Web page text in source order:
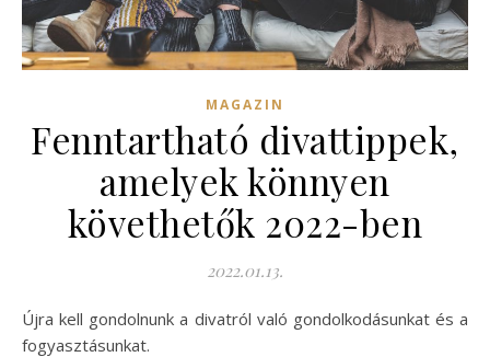
MAGAZIN
Fenntartható divattippek,
amelyek könnyen
követhetők 2022-ben
2022.01.13.
Újra kell gondolnunk a divatról való gondolkodásunkat és a
fogyasztásunkat.